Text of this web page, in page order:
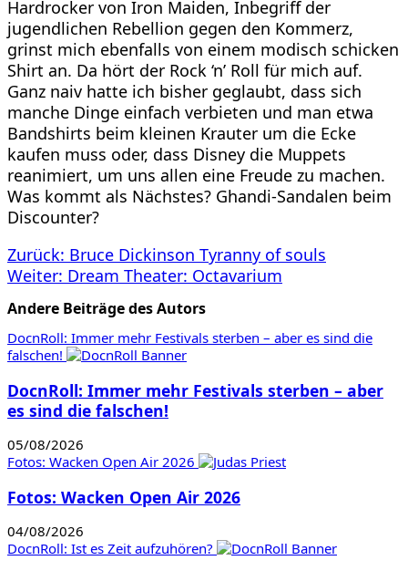
Hardrocker von Iron Maiden, Inbegriff der
jugendlichen Rebellion gegen den Kommerz,
grinst mich ebenfalls von einem modisch schicken
Shirt an. Da hört der Rock ‘n’ Roll für mich auf.
Ganz naiv hatte ich bisher geglaubt, dass sich
manche Dinge einfach verbieten und man etwa
Bandshirts beim kleinen Krauter um die Ecke
kaufen muss oder, dass Disney die Muppets
reanimiert, um uns allen eine Freude zu machen.
Was kommt als Nächstes? Ghandi-Sandalen beim
Discounter?
Beitragsnavigation
Zurück: Bruce Dickinson Tyranny of souls
Weiter: Dream Theater: Octavarium
Andere Beiträge des Autors
DocnRoll: Immer mehr Festivals sterben – aber es sind die
falschen!
DocnRoll: Immer mehr Festivals sterben – aber
es sind die falschen!
05/08/2026
Fotos: Wacken Open Air 2026
Fotos: Wacken Open Air 2026
04/08/2026
DocnRoll: Ist es Zeit aufzuhören?